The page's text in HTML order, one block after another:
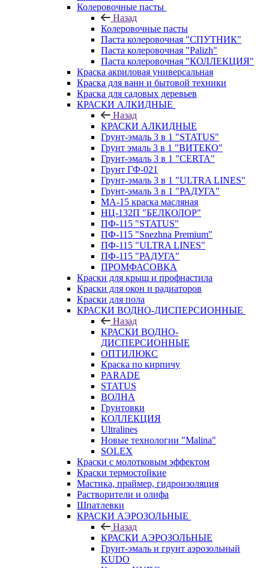
Колеровочные пасты
Назад
Колеровочные пасты
Паста колеровочная "СПУТНИК"
Паста колеровочная "Palizh"
Паста колеровочная "КОЛЛЕКЦИЯ"
Краска акриловая универсальная
Краска для ванн и бытовой техники
Краска для садовых деревьев
КРАСКИ АЛКИДНЫЕ
Назад
КРАСКИ АЛКИДНЫЕ
Грунт-эмаль 3 в 1 "STATUS"
Грунт эмаль 3 в 1 "ВИТЕКО"
Грунт-эмаль 3 в 1 "CERTA"
Грунт ГФ-021
Грунт-эмаль 3 в 1 "ULTRA LINES"
Грунт-эмаль 3 в 1 "РАДУГА"
МА-15 краска масляная
НЦ-132П "БЕЛКОЛОР"
ПФ-115 "STATUS"
ПФ-115 "Snezhna Premium"
ПФ-115 "ULTRA LINES"
ПФ-115 "РАДУГА"
ПРОМФАСОВКА
Краски для крыш и профнастила
Краски для окон и радиаторов
Краски для пола
КРАСКИ ВОДНО-ДИСПЕРСИОННЫЕ
Назад
КРАСКИ ВОДНО-
ДИСПЕРСИОННЫЕ
ОПТИЛЮКС
Краска по кирпичу
PARADE
STATUS
ВОЛНА
Грунтовки
КОЛЛЕКЦИЯ
Ultralines
Новые технологии "Malina"
SOLEX
Краски с молотковым эффектом
Краски термостойкие
Мастика, праймер, гидроизоляция
Растворители и олифа
Шпатлевки
КРАСКИ АЭРОЗОЛЬНЫЕ
Назад
КРАСКИ АЭРОЗОЛЬНЫЕ
Грунт-эмаль и грунт аэрозольный
KUDO